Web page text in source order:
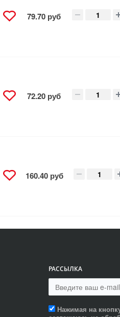
79.70 руб
72.20 руб
160.40 руб
РАССЫЛКА
Нажимая на